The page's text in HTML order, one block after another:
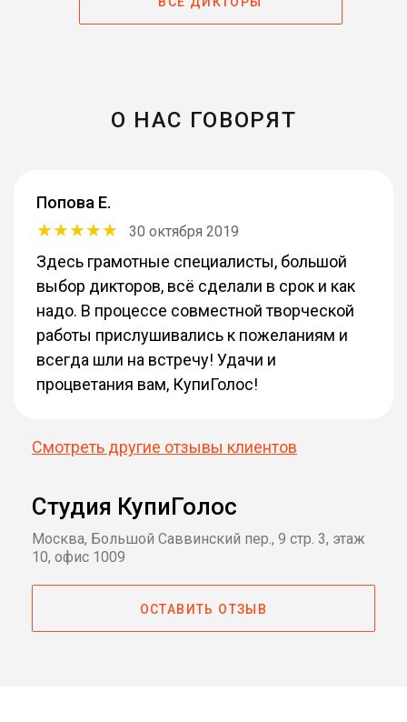
О НАС ГОВОРЯТ
Попова Е.
30 октября 2019
Здесь грамотные специалисты, большой
выбор дикторов, всё сделали в срок и как
надо. В процессе совместной творческой
работы прислушивались к пожеланиям и
всегда шли на встречу! Удачи и
процветания вам, КупиГолос!
Смотреть другие отзывы клиентов
Студия КупиГолос
Москва, Большой Саввинский пер., 9 стр. 3, этаж
10, офис 1009
ОСТАВИТЬ ОТЗЫВ